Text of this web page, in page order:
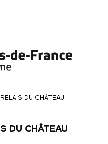
DU CHÂTEAU
DU CHÂTEAU